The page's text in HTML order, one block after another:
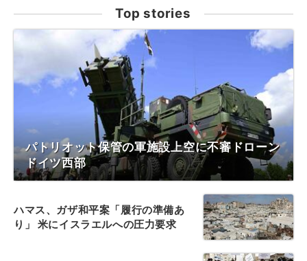
Top stories
パトリオット保管の軍施設上空に不審ドローン
ドイツ西部
ハマス、ガザ和平案「履行の準備あ
り」 米にイスラエルへの圧力要求